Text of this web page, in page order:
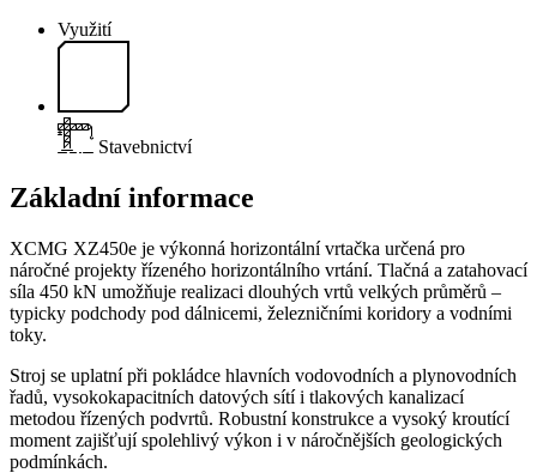
Využití
Stavebnictví
Základní informace
XCMG XZ450e je výkonná horizontální vrtačka určená pro
náročné projekty řízeného horizontálního vrtání. Tlačná a zatahovací
síla 450 kN umožňuje realizaci dlouhých vrtů velkých průměrů –
typicky podchody pod dálnicemi, železničními koridory a vodními
toky.
Stroj se uplatní při pokládce hlavních vodovodních a plynovodních
řadů, vysokokapacitních datových sítí i tlakových kanalizací
metodou řízených podvrtů. Robustní konstrukce a vysoký kroutící
moment zajišťují spolehlivý výkon i v náročnějších geologických
podmínkách.